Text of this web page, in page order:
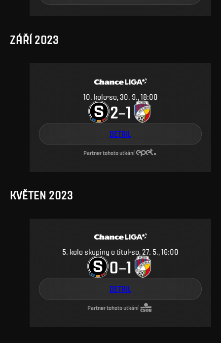
ZÁŘÍ 2023
10 kolo so, 30. 9., 18:00
2–1
DETAIL
Partner tohoto utkání
KVĚTEN 2023
5. kolo skupiny o titul so, 27. 5., 16:00
0–1
DETAIL
Partner tohoto utkání